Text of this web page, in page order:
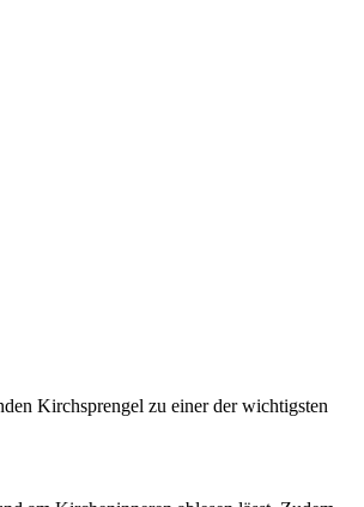
Kirchsprengel zu einer der wichtigsten